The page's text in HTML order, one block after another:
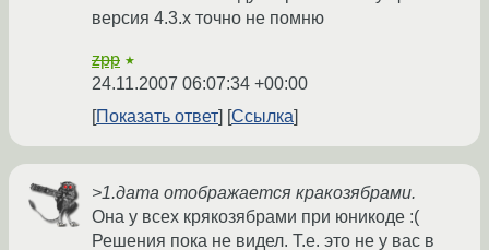
версия 4.3.х точно не помню
zpp ★
24.11.2007 06:07:34 +00:00
Показать ответ
Ссылка
>1.дата отображается кракозябрами.
Она у всех крякозябрами при юникоде :(
Решения пока не видел. Т.е. это не у вас в